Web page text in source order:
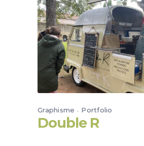
Graphisme Portfolio
Double R